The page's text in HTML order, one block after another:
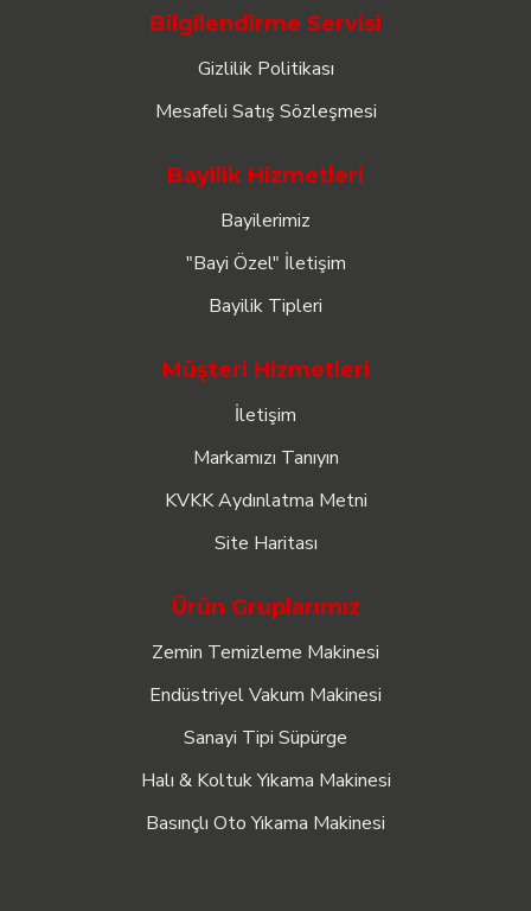
Bilgilendirme Servisi
Gizlilik Politikası
Mesafeli Satış Sözleşmesi
Bayilik Hizmetleri
Bayilerimiz
"Bayi Özel" İletişim
Bayilik Tipleri
Müşteri Hizmetleri
İletişim
Markamızı Tanıyın
KVKK Aydınlatma Metni
Site Haritası
Ürün Gruplarımız
Zemin Temizleme Makinesi
Endüstriyel Vakum Makinesi
Sanayi Tipi Süpürge
Halı & Koltuk Yıkama Makinesi
Basınçlı Oto Yıkama Makinesi